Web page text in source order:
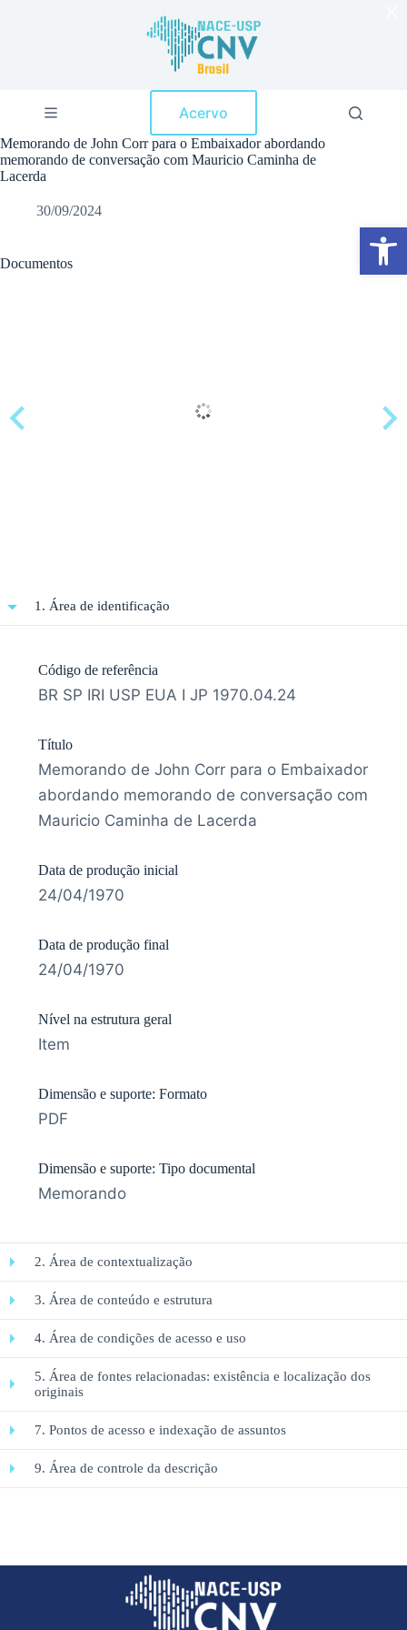
Abrir a barra de ferramentas
a
o
c
ú
Acervo
Memorando de John Corr para o Embaixador abordando
memorando de conversação com Mauricio Caminha de
Lacerda
30/09/2024
Documentos
1. Área de identificação
Código de referência
BR SP IRI USP EUA I JP 1970.04.24
Título
Memorando de John Corr para o Embaixador
abordando memorando de conversação com
Mauricio Caminha de Lacerda
Data de produção inicial
24/04/1970
Data de produção final
24/04/1970
Nível na estrutura geral
Item
Dimensão e suporte: Formato
PDF
Dimensão e suporte: Tipo documental
Memorando
2. Área de contextualização
3. Área de conteúdo e estrutura
4. Área de condições de acesso e uso
5. Área de fontes relacionadas: existência e localização dos
originais
7. Pontos de acesso e indexação de assuntos
9. Área de controle da descrição